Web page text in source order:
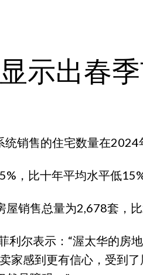
示出春
销售的住宅数量在
，比十年平均水平低15%
销售总量为2,678套，
利尔表示：“渥太华的
家感到更有信心，受到